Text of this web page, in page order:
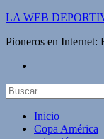
Saltar
contenido
LA WEB
Pioneros en
Buscar:
Inicio
Copa América